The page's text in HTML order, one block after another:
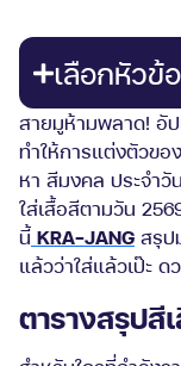
เลือกหัวข้
สายมูห้ามพลาด! อั
ทำให้การแต่งตัวขอ
หา สีมงคล ประจำวั
ใส่เสื้อสีตามวัน
นี้ KRA-JANG สรุป
แล้วว่าใส่แล้วเป๊ะ
ตารางสรุปสี